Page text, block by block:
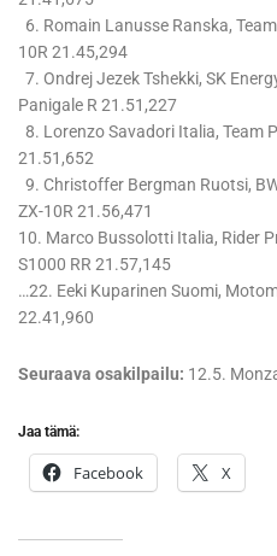
6. Romain Lanusse Ranska,
10R 21.45,294
7. Ondrej Jezek Tshekki, SK
Panigale R 21.51,227
8. Lorenzo Savadori Italia, Team
21.51,652
9. Christoffer Bergman Ruotsi,
ZX-10R 21.56,471
10. Marco Bussolotti Italia, Rider
S1000 RR 21.57,145
…22. Eeki Kuparinen Suomi,
22.41,960
Seuraava osakilpailu: 12.5.
Jaa tämä:
Facebook X